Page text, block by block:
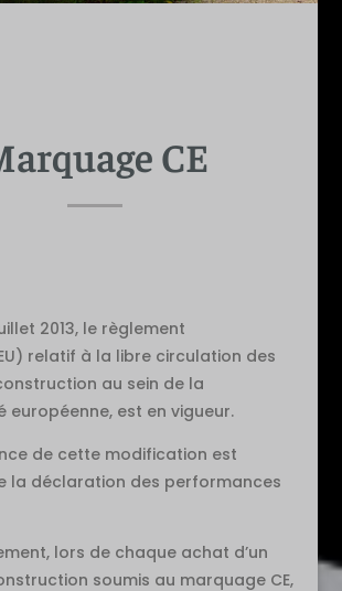
CE
2013, le règlement
relatif à la libre circulation des
au sein de la
européenne, est en vigueur.
de cette modification est
la déclaration des performances
lors de chaque achat d’un
soumis au marquage CE,